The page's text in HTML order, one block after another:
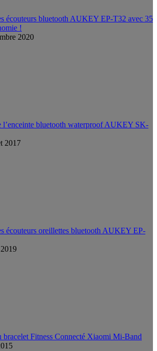
écouteurs bluetooth AUKEY EP-T32 avec 35
!
2020
l’enceinte bluetooth waterproof AUKEY SK-
2017
écouteurs oreillettes bluetooth AUKEY EP-
bracelet Fitness Connecté Xiaomi Mi-Band